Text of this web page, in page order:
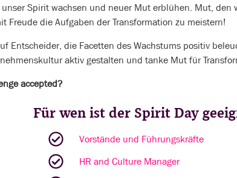
unser Spirit wachsen und neuer Mut erblühen. Mut, den
Freude die Aufgaben der Transformation zu meistern!
Entscheider, die Facetten des Wachstums positiv
aktiv gestalten und tanke Mut für
accepted?
Für wen ist der Spirit Day
Vorstände und Führungskräfte
HR and Culture Manager